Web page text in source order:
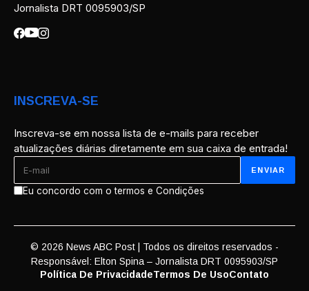
Jornalista DRT 0095903/SP
INSCREVA-SE
Inscreva-se em nossa lista de e-mails para receber
atualizações diárias diretamente em sua caixa de entrada!
Eu concordo com o termos e Condições
© 2026 News ABC Post | Todos os direitos reservados -
Responsável: Elton Spina – Jornalista DRT 0095903/SP
Política De PrivacidadeTermos De UsoContato